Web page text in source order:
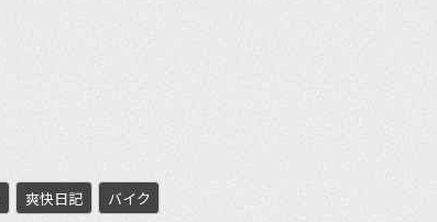
爽快日記
バイク